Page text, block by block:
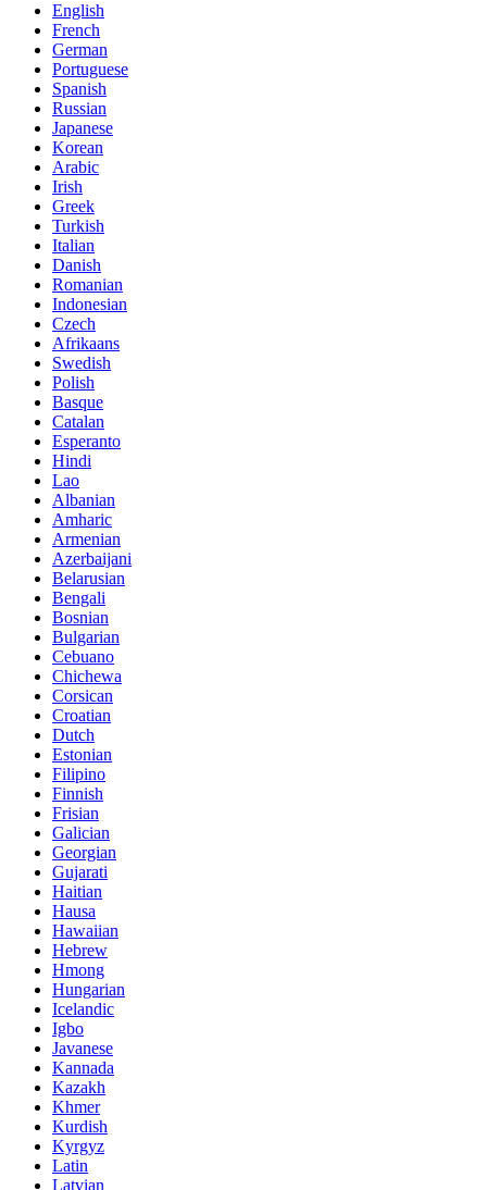
English
French
German
Portuguese
Spanish
Russian
Japanese
Korean
Arabic
Irish
Greek
Turkish
Italian
Danish
Romanian
Indonesian
Czech
Afrikaans
Swedish
Polish
Basque
Catalan
Esperanto
Hindi
Lao
Albanian
Amharic
Armenian
Azerbaijani
Belarusian
Bengali
Bosnian
Bulgarian
Cebuano
Chichewa
Corsican
Croatian
Dutch
Estonian
Filipino
Finnish
Frisian
Galician
Georgian
Gujarati
Haitian
Hausa
Hawaiian
Hebrew
Hmong
Hungarian
Icelandic
Igbo
Javanese
Kannada
Kazakh
Khmer
Kurdish
Kyrgyz
Latin
Latvian